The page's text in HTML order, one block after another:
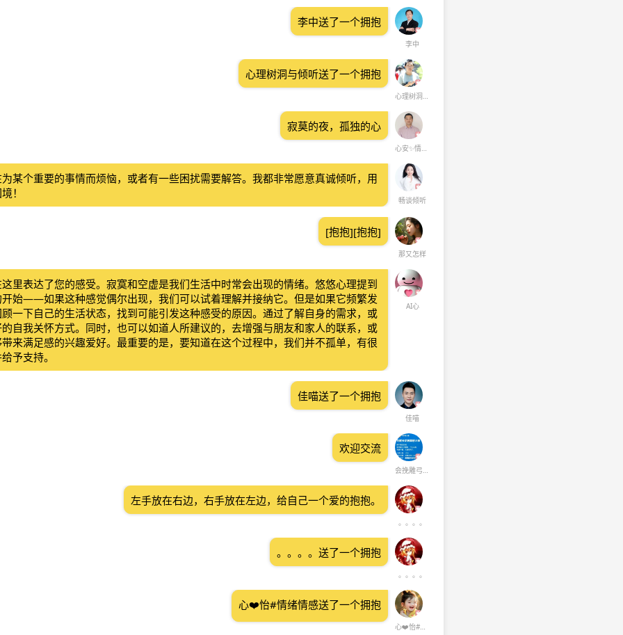
李中
李中送了一个拥抱
心理树洞与倾听
心理树洞与倾听送了一个拥抱
心安✨情绪情感
寂莫的夜，孤独的心
畅谈倾听
某个重要的事情而烦恼，或者有一些困扰需要解答。我都非常愿意真诚倾听，用
！
那又怎样
[抱抱][抱抱]
AI心
里表达了您的感受。寂寞和空虚是我们生活中时常会出现的情绪。悠悠心理提到
始——如果这种感觉偶尔出现，我们可以试着理解并接纳它。但是如果它频繁发
一下自己的生活状态，找到可能引发这种感受的原因。通过了解自身的需求，或
自我关怀方式。同时，也可以如道人所建议的，去增强与朋友和家人的联系，或
来满足感的兴趣爱好。最重要的是，要知道在这个过程中，我们并不孤单，有很
予支持。
佳喵
佳喵送了一个拥抱
会挽雕弓如满月
欢迎交流
。。。。
左手放在右边，右手放在左边，给自己一个爱的抱抱。
。。。。
。。。。送了一个拥抱
心❤️怡#情绪情感
心❤️怡#情绪情感送了一个拥抱